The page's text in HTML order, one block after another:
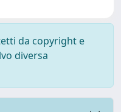
da copyright e
diversa